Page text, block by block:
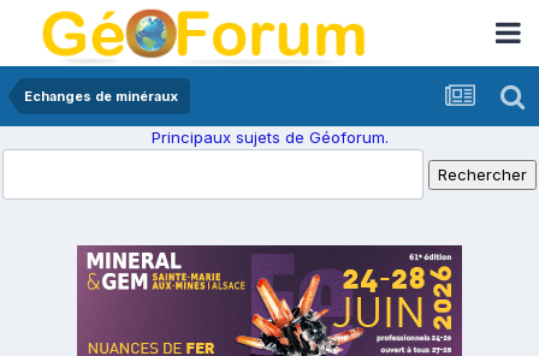
Echanges de minéraux
Principaux sujets de Géoforum.